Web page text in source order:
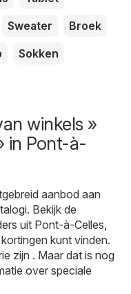
Sweater
Broek
Sokken
winkels »
in Pont-à-
aanbod aan
Bekijk de
uit Pont-à-Celles,
kunt vinden.
zijn . Maar dat is nog
over speciale